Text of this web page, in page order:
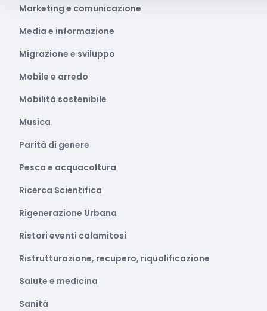
Marketing e comunicazione
Media e informazione
Migrazione e sviluppo
Mobile e arredo
Mobilità sostenibile
Musica
Parità di genere
Pesca e acquacoltura
Ricerca Scientifica
Rigenerazione Urbana
Ristori eventi calamitosi
Ristrutturazione, recupero, riqualificazione
Salute e medicina
Sanità